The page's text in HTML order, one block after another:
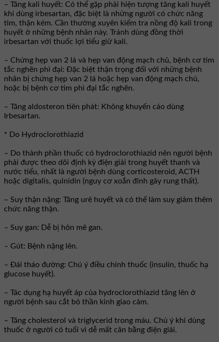
– Tăng kali huyết: Có thể gặp phải hiện tượng tăng kali huyết
khi dùng irbesartan, đặc biệt là những người có chức năng
tim, thận kém. Cần thường xuyên kiểm tra nồng độ kali trong
huyết ở những bệnh nhân này. Tránh dùng đồng thời
irbesartan với thuốc lợi tiểu giữ kali.
– Chứng hẹp van 2 lá và hẹp van động mạch chủ, bệnh cơ tim
tắc nghẽn phì đại: Đặc biệt thận trọng đối với những bệnh
nhân bị chứng hẹp van 2 lá hoặc hẹp van động mạch chủ,
hoặc bị bệnh cơ tim phì đại tắc nghẽn.
– Tăng aldosteron tiên phát: Không khuyến cáo dùng
Irbesartan.
* Do Hydroclorothiazid
– Do thành phần thuốc có hydroclorothiazid nên người bệnh
phải được theo dõi định kỳ điện giải trong huyết thanh và
nước tiểu, nhất là người bệnh dùng corticosteroid, ACTH
hoặc digitalis, quinidin (nguy cơ xoắn đỉnh gây rung thất).
– Suy thận nặng: Tăng urê huyết và có thể làm suy giảm thêm
chức năng thận.
– Suy gan: Dễ bị hôn mê gan.
– Gút: Bệnh nặng lên.
– Đái tháo đường: Chú ý điều chỉnh thuốc (insulin, thuốc hạ
glucose huyết).
– Tác dụng hạ huyết áp của hydroclorothiazid tăng lên ở
người bệnh sau cắt bỏ thần kinh giao cảm.
– Tăng cholesterol và triglycerid trong máu. Chú ý khi dùng
thuốc ở người có tuổi vì dễ mất cân bằng điện giải.